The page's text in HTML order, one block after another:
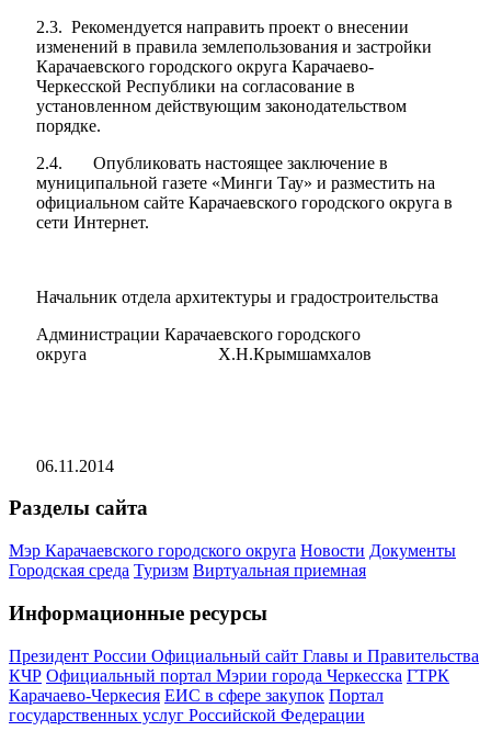
2.3. Рекомендуется направить проект о внесении
изменений в правила землепользования и застройки
Карачаевского городского округа Карачаево-
Черкесской Республики на согласование в
установленном действующим законодательством
порядке.
2.4. Опубликовать настоящее заключение в
муниципальной газете «Минги Тау» и разместить на
официальном сайте Карачаевского городского округа в
сети Интернет.
Начальник отдела архитектуры и градостроительства
Администрации Карачаевского городского
округа Х.Н.Крымшамхалов
06.11.2014
Разделы сайта
Мэр Карачаевского городского округа Новости Документы
Городская среда Туризм Виртуальная приемная
Информационные ресурсы
Президент России Официальный сайт Главы и Правительства
КЧР Официальный портал Мэрии города Черкесска ГТРК
Карачаево-Черкесия ЕИС в сфере закупок Портал
государственных услуг Российской Федерации